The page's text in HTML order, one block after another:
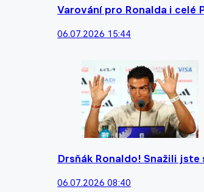
Varování pro Ronalda i celé
06.07.2026 15:44
Drsňák Ronaldo! Snažili
06.07.2026 08:40